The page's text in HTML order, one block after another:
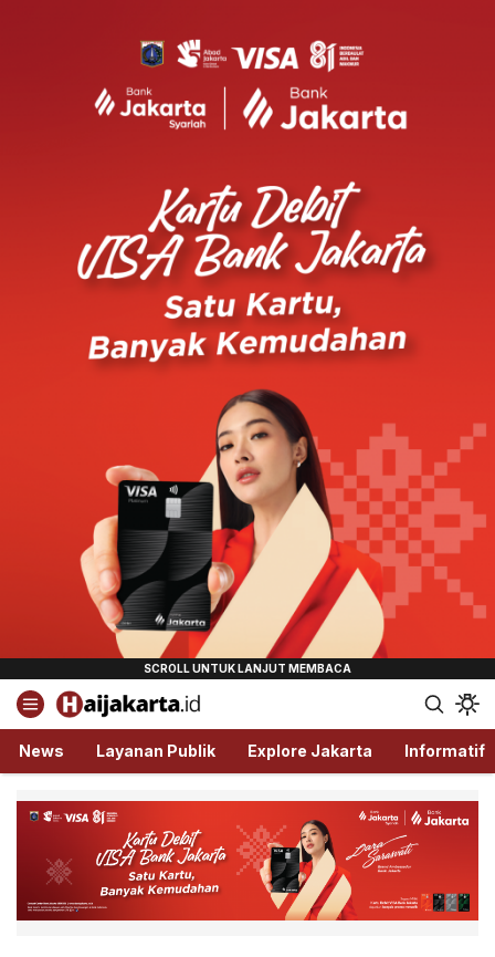
Haijakarta.id
Semua Tentang Jakarta Ada Disini!
News Layanan Publik Explore Jakarta Informatif